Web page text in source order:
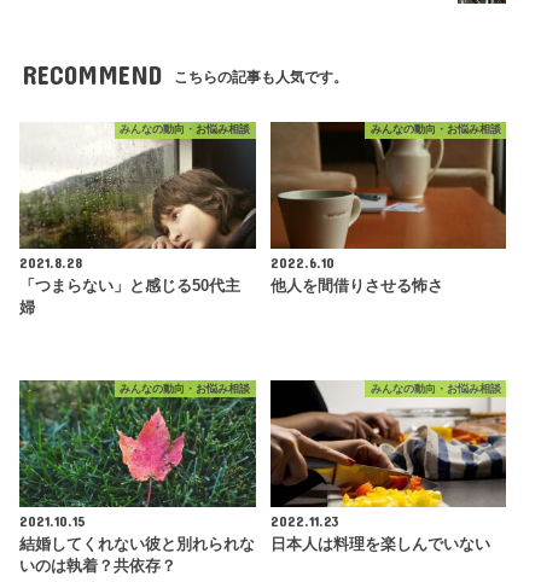
RECOMMEND こちらの記事も人気です。
みんなの動向・お悩み相談
2021.8.28
「つまらない」と感じる50代主
婦
みんなの動向・お悩み相談
2022.6.10
他人を間借りさせる怖さ
みんなの動向・お悩み相談
2021.10.15
結婚してくれない彼と別れられな
いのは執着？共依存？
みんなの動向・お悩み相談
2022.11.23
日本人は料理を楽しんでいない